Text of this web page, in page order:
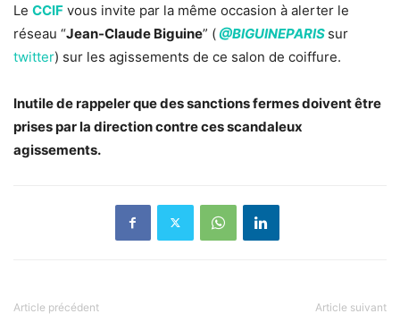
Le CCIF vous invite par la même occasion à alerter le
réseau “Jean-Claude Biguine” (@BIGUINEPARIS sur
twitter) sur les agissements de ce salon de coiffure.
Inutile de rappeler que des sanctions fermes doivent être
prises par la direction contre ces scandaleux
agissements.
Article précédent Article suivant